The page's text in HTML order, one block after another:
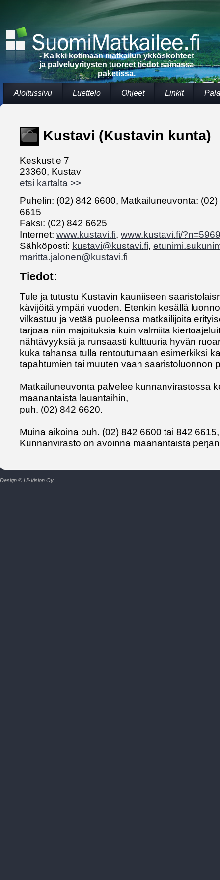
- Kaikki kotimaan matkailun ykköskohteet
ja palveluyritysten tuoreet tiedot samassa
paketissa.
Aloitussivu Luettelo Ohjeet Linkit
Kustavi (Kustavin kunta)
Keskustie 7
23360, Kustavi
etsi kartalta >>
Puhelin: (02) 842 6600, Matkailuneuvonta:
6615
Faksi: (02) 842 6625
Internet: www.kustavi.fi, www.kustavi.fi/
Sähköposti: kustavi@kustavi.fi,
maritta.jalonen@kustavi.fi
Tiedot:
Tule ja tutustu Kustavin kauniiseen
kävijöitä ympäri vuoden. Etenkin kesällä
vilkastuu ja vetää puoleensa matkailijoita
tarjoaa niin majoituksia kuin valmiita
nähtävyyksiä ja runsaasti kulttuuria hyvän
kuka tahansa tulla rentoutumaan esimerkiksi
tapahtumien tai muuten vaan saaristoluonnon
Matkailuneuvonta palvelee kunnanvirastossa
maanantaista lauantaihin,
puh. (02) 842 6620.
Muina aikoina puh. (02) 842 6600 tai 842
Kunnanvirasto on avoinna maanantaista
Design © Hi-Vision Oy